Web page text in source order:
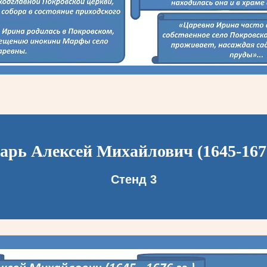
Алексей Михайлович (1645-
Стенд 3